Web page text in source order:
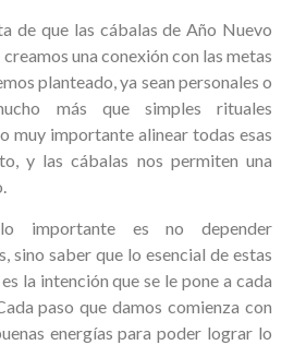
de que las cábalas de Año Nuevo
una conexión con las metas
planteado, ya sean personales o
más que simples rituales
muy importante alinear todas esas
y las cábalas nos permiten una
importante es no depender
sino saber que lo esencial de estas
la intención que se le pone a cada
paso que damos comienza con
energías para poder lograr lo